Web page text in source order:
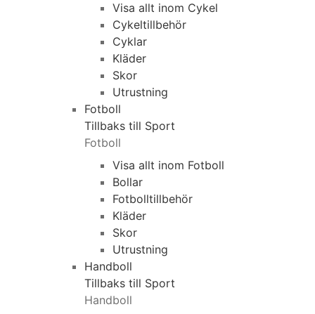
Visa allt inom Cykel
Cykeltillbehör
Cyklar
Kläder
Skor
Utrustning
Fotboll
Tillbaks till Sport
Fotboll
Visa allt inom Fotboll
Bollar
Fotbolltillbehör
Kläder
Skor
Utrustning
Handboll
Tillbaks till Sport
Handboll